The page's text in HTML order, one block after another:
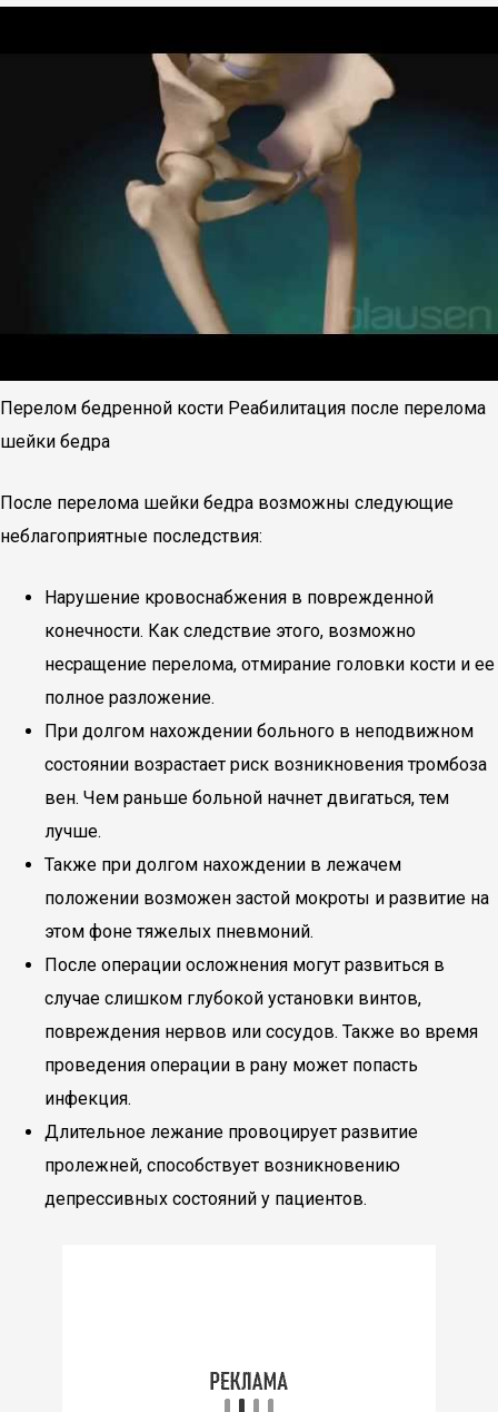
Перелом бедренной кости Реабилитация после перелома
шейки бедра
После перелома шейки бедра возможны следующие
неблагоприятные последствия:
Нарушение кровоснабжения в поврежденной
конечности. Как следствие этого, возможно
несращение перелома, отмирание головки кости и ее
полное разложение.
При долгом нахождении больного в неподвижном
состоянии возрастает риск возникновения тромбоза
вен. Чем раньше больной начнет двигаться, тем
лучше.
Также при долгом нахождении в лежачем
положении возможен застой мокроты и развитие на
этом фоне тяжелых пневмоний.
После операции осложнения могут развиться в
случае слишком глубокой установки винтов,
повреждения нервов или сосудов. Также во время
проведения операции в рану может попасть
инфекция.
Длительное лежание провоцирует развитие
пролежней, способствует возникновению
депрессивных состояний у пациентов.